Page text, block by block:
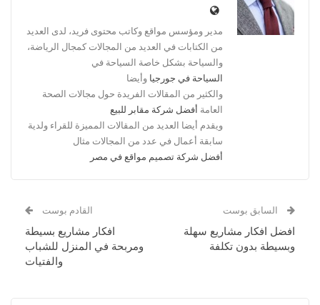
مدير ومؤسس مواقع وكاتب محتوى فريد، لدى العديد
من الكتابات في العديد من المجالات كمجال الرياضة،
والسياحة بشكل خاصة السياحة في
السياحة في جورجيا وأيضا
والكثير من المقالات الفريدة حول مجالات الصحة
العامة أفضل شركة مقابر للبيع
ويقدم أيضا العديد من المقالات المميزة للقراء ولدية
سابقة أعمال في عدد من المجالات مثال
أفضل شركة تصميم مواقع في مصر
السابق بوست
افضل افكار مشاريع سهلة
وبسيطة بدون تكلفة
القادم بوست
افكار مشاريع بسيطة
ومربحة في المنزل للشباب
والفتيات